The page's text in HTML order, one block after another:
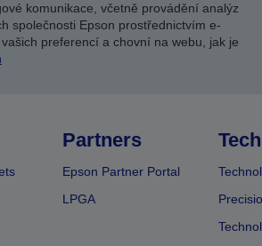
komunikace, včetně provádění analýz
společnosti Epson prostřednictvím e-
preferencí a chovní na webu, jak je
Partners
Epson Partner Portal
LPGA